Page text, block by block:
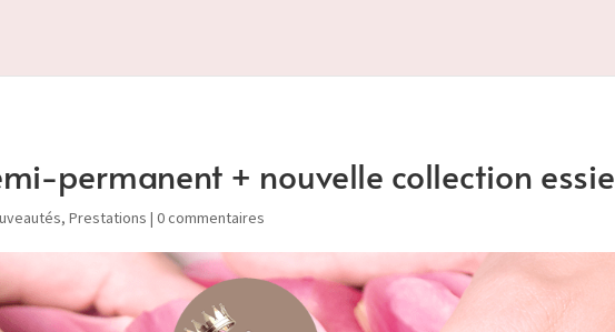
permanent + nouvelle collection essie
,Prestations |0 commentaires